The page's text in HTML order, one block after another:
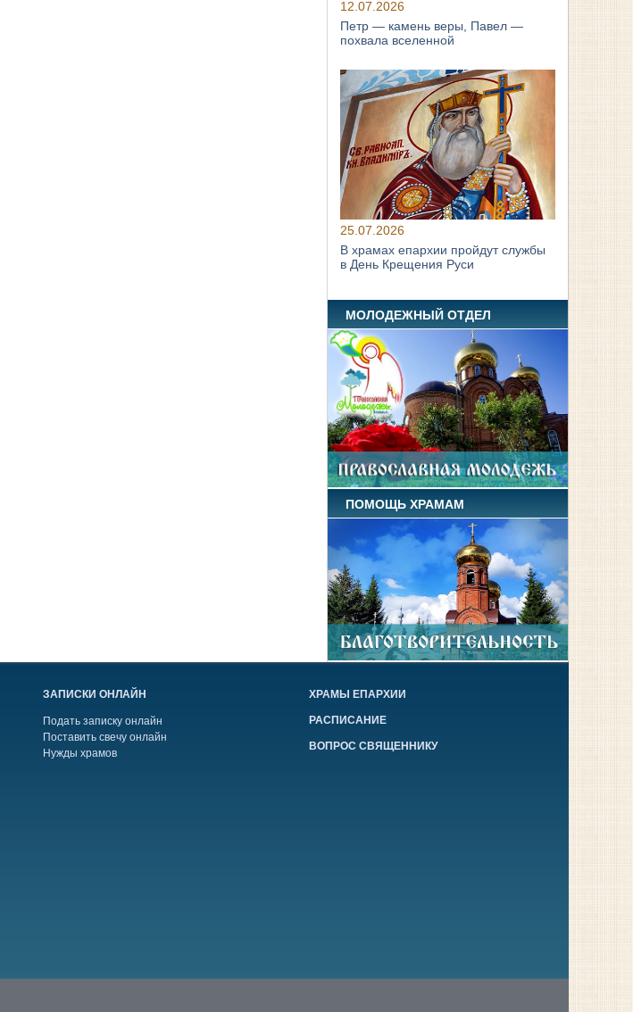
12.07.2026
Петр — камень веры, Павел —
похвала вселенной
25.07.2026
В храмах епархии пройдут службы
в День Крещения Руси
МОЛОДЕЖНЫЙ ОТДЕЛ
ПОМОЩЬ ХРАМАМ
ЗАПИСКИ ОНЛАЙН
Подать записку онлайн
Поставить свечу онлайн
Нужды храмов
ХРАМЫ ЕПАРХИИ
РАСПИСАНИЕ
ВОПРОС СВЯЩЕННИКУ